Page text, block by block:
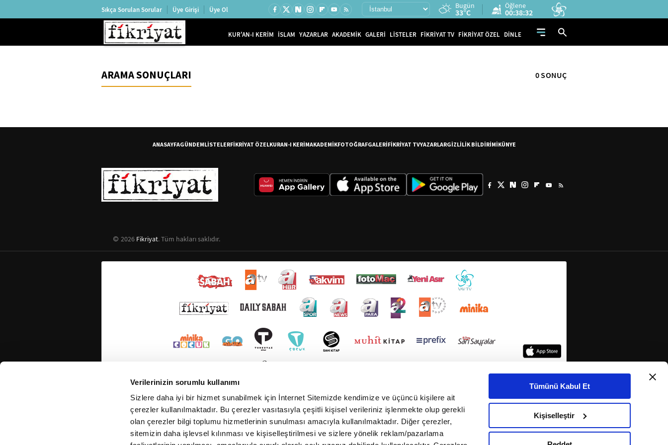
Verilerinizin sorumlu kullanımı
Sizlere daha iyi bir hizmet sunabilmek için İnternet Sitemizde kendimize ve üçüncü kişilere ait
çerezler kullanılmaktadır. Bu çerezler vasıtasıyla çeşitli kişisel verileriniz işlenmekte olup gerekli
olan çerezler bilgi toplumu hizmetlerinin sunulması amacıyla kullanılmaktadır. Diğer çerezler,
sitemizin daha işlevsel kılınması ve kişiselleştirilmesi ve sizlere yönelik reklam/pazarlama
Tümünü Kabul Et
Kişiselleştir
Sıkça Sorulan Sorular Üye Girişi Üye Ol Bugün
33°C
Öğlene
00:38:32
KUR'AN-I KERİM İSLAM YAZARLAR AKADEMİK GALERİ LİSTELER FİKRİYAT TV FİKRİYAT ÖZEL DİNLE
ARAMA SONUÇLARI 0 SONUÇ
ANASAYFAGÜNDEMLİSTELERFİKRİYAT ÖZELKURAN-I KERİMAKADEMİKFOTOĞRAFGALERİFİKRİYAT TVYAZARLARGİZLİLİK BİLDİRİMİKÜNYE
2026 Fikriyat. Tüm hakları saklıdır.